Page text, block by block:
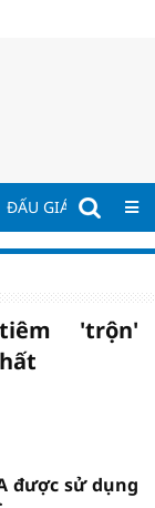
ĐẤU GIÁ - ĐẤU
'trộn'
được sử dụng